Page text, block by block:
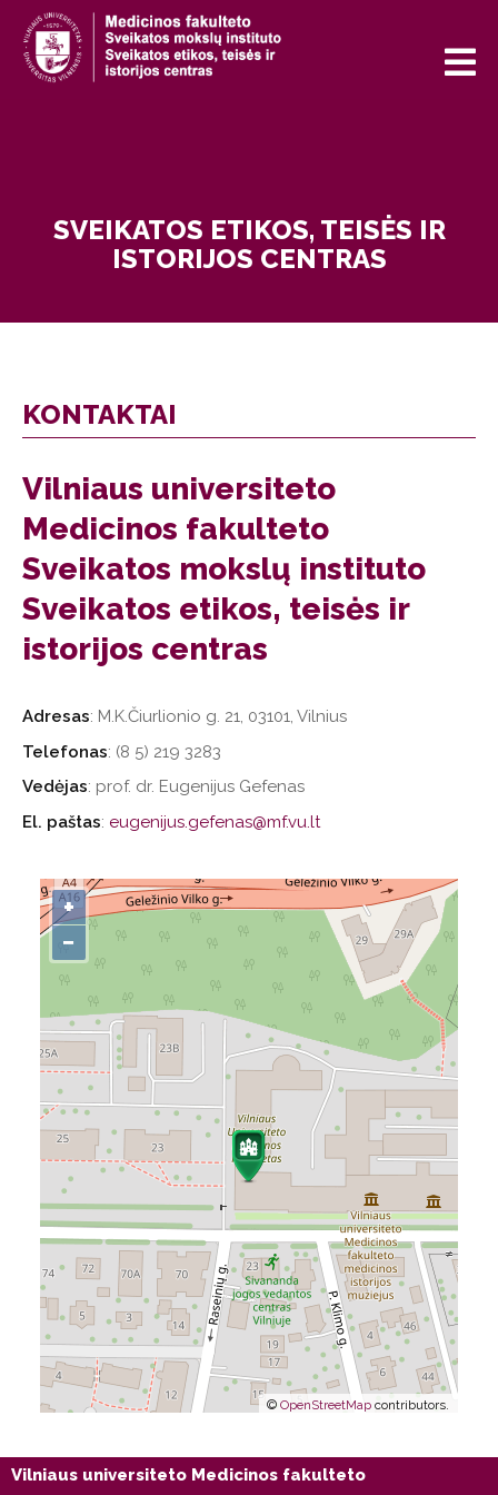
SVEIKATOS ETIKOS, TEISĖS IR
ISTORIJOS CENTRAS
KONTAKTAI
Vilniaus universiteto
Medicinos fakulteto
Sveikatos mokslų instituto
Sveikatos etikos, teisės ir
istorijos centras
Adresas: M.K.Čiurlionio g. 21, 03101, Vilnius
Telefonas: (8 5) 219 3283
Vedėjas: prof. dr. Eugenijus Gefenas
El. paštas: eugenijus.gefenas@mf.vu.lt
+
−
©OpenStreetMap contributors.
Vilniaus universiteto Medicinos fakulteto